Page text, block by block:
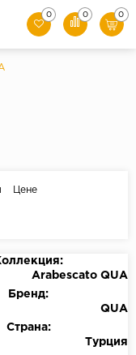
0 0 0
Цене
Arabescato QUA
Бренд:
QUA
Страна:
Турция